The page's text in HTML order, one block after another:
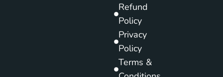
Refund
Policy
Privacy
Policy
Terms &